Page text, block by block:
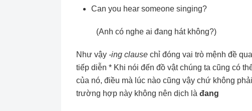
Can you hear someone singing?
(Anh có nghe ai đang hát không?)
Như vậy -ing clause chỉ đóng vai trò mệnh đề
tiếp diễn * Khi nói đến đồ vật chúng ta cũng có
của nó, điều mà lúc nào cũng vậy chứ không
trường hợp này không nên dịch là đang